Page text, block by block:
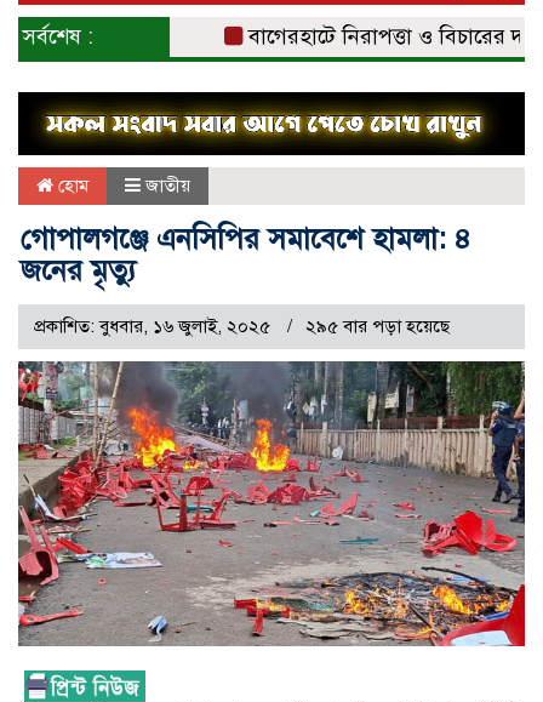
সর্বশেষ : বাগেরহাটে নিরাপত্তা ও বিচারের
হোম জাতীয়
গোপালগঞ্জে এনসিপির সমাবেশে হামলা: ৪
জনের মৃত্যু
প্রকাশিত: বুধবার, ১৬ জুলাই, ২০২৫ ২৯৫ বার পড়া হয়েছে